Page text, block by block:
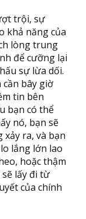
trội, sự
khả năng của
lòng trung
để cưỡng lại
sự lừa dối.
bây giờ
tin bên
bạn có thể
nó, bạn sẽ
ra, và bạn
lắng lớn lao
hoặc thậm
lấy đi từ
của chính